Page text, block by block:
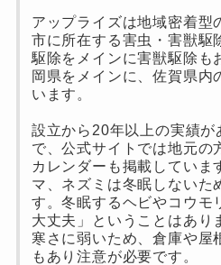
アップライズは地域密着型
市に所在する害虫・害獣駆
駆除をメインに害獣駆除も
岡県をメインに、佐賀県内
います。
設立から20年以上の実績
で、公式サイトでは地元の
カレンダーも掲載していま
マ、ネズミは冬眠しないた
す。冬眠するヘビやコウモ
大丈夫」ということはあり
寒さに弱いため、倉庫や屋
もあり注意が必要です。